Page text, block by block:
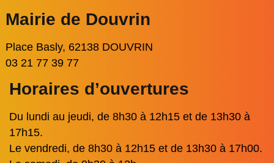
Mairie de Douvrin
Place Basly, 62138 DOUVRIN
03 21 77 39 77
Horaires d’ouvertures
Du lundi au jeudi, de 8h30 à 12h15 et de 13h30 à
17h15.
Le vendredi, de 8h30 à 12h15 et de 13h30 à 17h00.